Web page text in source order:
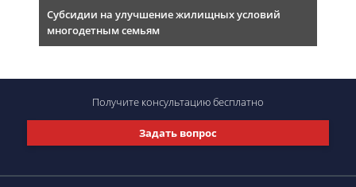
Субсидии на улучшение жилищных условий
многодетным семьям
Задать вопрос
Получите консультациюбесплатно